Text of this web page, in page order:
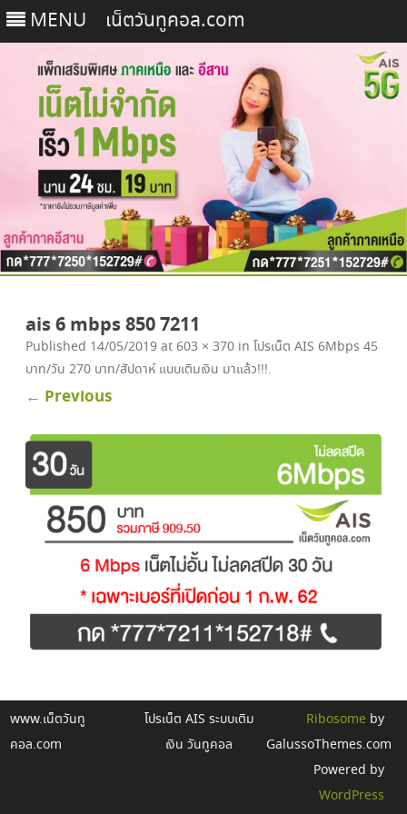
MENU เน็ตวันทูคอล.com
content
ais 6 mbps 850 7211
Published 14/05/2019 at 603 × 370 in โปรเน็ต AIS 6Mbps 45
บาท/วัน 270 บาท/สัปดาห์ แบบเติมเงิน มาแล้ว!!!.
← Previous
www.เน็ตวันทู
คอล.com
โปรเน็ต AIS ระบบเติม
เงิน วันทูคอล
Ribosome by
GalussoThemes.com
Powered by
WordPress